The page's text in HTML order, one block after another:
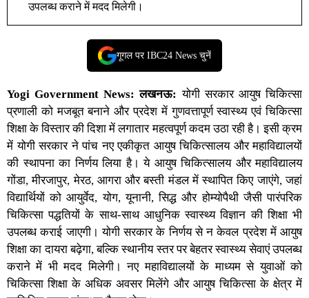
उपलब्ध कराने में मदद मिलेगी।
गूगल पर IBC24 News चुनें
Yogi Government News: लखनऊ: योगी सरकार आयुष चिकित्सा
प्रणाली को मजबूत बनाने और प्रदेश में गुणवत्तापूर्ण स्वास्थ्य एवं चिकित्सा
शिक्षा के विस्तार की दिशा में लगातार महत्वपूर्ण कदम उठा रही है। इसी क्रम
में योगी सरकार ने पांच नए एकीकृत आयुष चिकित्सालय और महाविद्यालयों
की स्थापना का निर्णय लिया है। ये आयुष चिकित्सालय और महाविद्यालय
गोंडा, मीरजापुर, मेरठ, आगरा और बस्ती मंडल में स्थापित किए जाएंगे, जहां
विद्यार्थियों को आयुर्वेद, योग, यूनानी, सिद्ध और होम्योपैथी जैसी पारंपरिक
चिकित्सा पद्धतियों के साथ-साथ आधुनिक स्वास्थ्य विज्ञान की शिक्षा भी
उपलब्ध कराई जाएगी। योगी सरकार के निर्णय से न केवल प्रदेश में आयुष
शिक्षा का दायरा बढ़ेगा, बल्कि स्थानीय स्तर पर बेहतर स्वास्थ्य सेवाएं उपलब्ध
कराने में भी मदद मिलेगी। नए महाविद्यालयों के माध्यम से युवाओं को
चिकित्सा शिक्षा के अधिक अवसर मिलेंगे और आयुष चिकित्सा के क्षेत्र में